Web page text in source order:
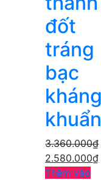
đốt
tráng
bạc
3.360.000₫
2.580.000₫
Thêm vào